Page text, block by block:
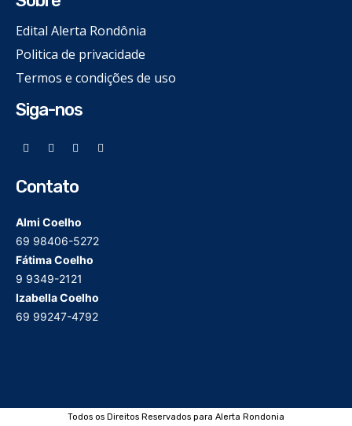
Edital Alerta Rondônia
Politica de privacidade
Termos e condições de uso
Siga-nos
Contato
Almi Coelho
69 98406-5272
Fátima Coelho
9 9349-2121
Izabella Coelho
69 99247-4792
Todos os Direitos Reservados para Alerta Rondonia